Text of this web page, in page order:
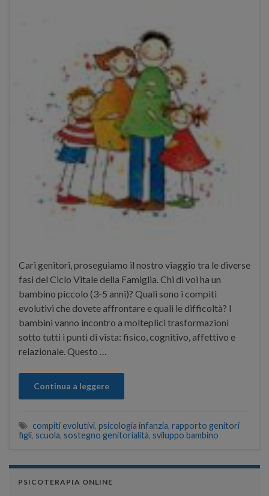
Cari genitori, proseguiamo il nostro viaggio tra le diverse
fasi del Ciclo Vitale della Famiglia. Chi di voi ha un
bambino piccolo (3-5 anni)? Quali sono i compiti
evolutivi che dovete affrontare e quali le difficoltà? I
bambini vanno incontro a molteplici trasformazioni
sotto tutti i punti di vista: fisico, cognitivo, affettivo e
relazionale. Questo …
Continua a leggere
compiti evolutivi, psicologia infanzia, rapporto genitori
figli, scuola, sostegno genitorialità, sviluppo bambino
PSICOTERAPIA ONLINE